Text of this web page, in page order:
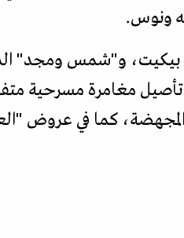
ونوس.
(2009)، عن نص لصمويل بيكيت،
تأصيل مغامرة مسرحية
المجهضة، كما في عروض